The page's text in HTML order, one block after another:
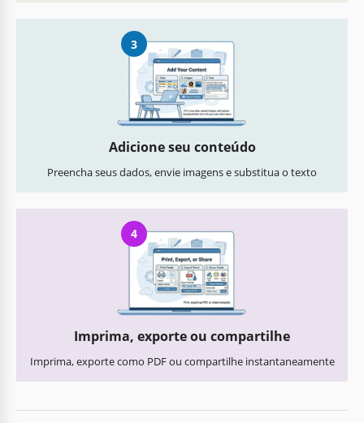
3
Adicione seu conteúdo
Preencha seus dados, envie imagens e substitua o texto
4
Imprima, exporte ou compartilhe
Imprima, exporte como PDF ou compartilhe instantaneamente